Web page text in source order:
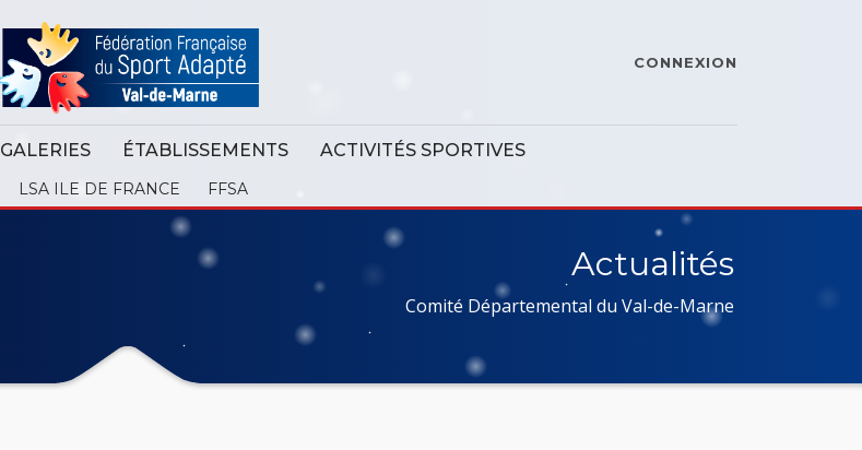
CONNEXION
GALERIES ÉTABLISSEMENTS ACTIVITÉS SPORTIVES
LSA ILE DE FRANCE FFSA
Actualités
Comité Départemental du Val-de-Marne